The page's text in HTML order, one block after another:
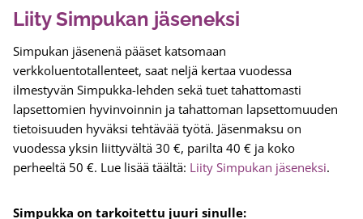
Liity Simpukan jäseneksi
Simpukan jäsenenä pääset katsomaan
verkkoluentotallenteet, saat neljä kertaa vuodessa
ilmestyvän Simpukka-lehden sekä tuet tahattomasti
lapsettomien hyvinvoinnin ja tahattoman lapsettomuuden
tietoisuuden hyväksi tehtävää työtä. Jäsenmaksu on
vuodessa yksin liittyvältä 30 €, parilta 40 € ja koko
perheeltä 50 €. Lue lisää täältä: Liity Simpukan jäseneksi.
Simpukka on tarkoitettu juuri sinulle: